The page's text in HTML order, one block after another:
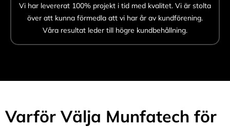
Vi har levererat 100% projekt i tid med kvalitet. Vi är stolta
över att kunna förmedla att vi har år av kundförening.
Våra resultat leder till högre kundbehållning.
Varför Välja Munfatech för